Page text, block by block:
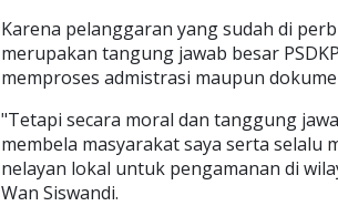
Karena pelanggaran yang sudah di
merupakan tangung jawab besar
memproses admistrasi maupun
"Tetapi secara moral dan tanggung
membela masyarakat saya serta selalu
nelayan lokal untuk pengamanan di
Wan Siswandi.